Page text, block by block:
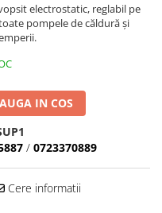
electrostatic, reglabil pe
pompele de căldură și
IN COS
/ 0723370889
Cere informatii